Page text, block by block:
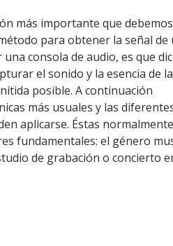
más importante que
para obtener la señal de
consola de audio, es que
el sonido y la esencia de
posible. A continuación
más usuales y las
aplicarse. Éstas normalmente
fundamentales: el género
de grabación o concierto